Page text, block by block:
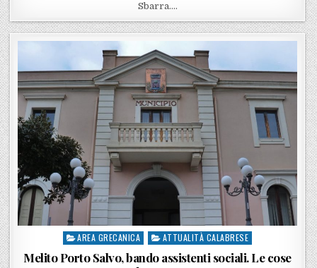
Sbarra….
Posted in
AREA GRECANICA ATTUALITÀ CALABRESE
Melito Porto Salvo, bando assistenti sociali. Le cose